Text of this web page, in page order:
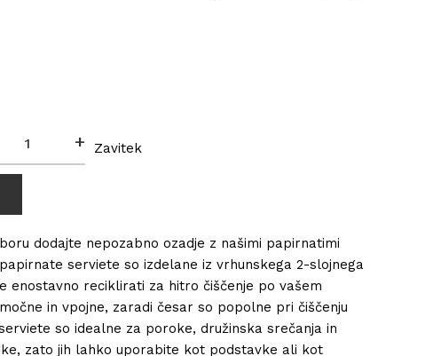
+ Zavitek
dodajte nepozabno ozadje z našimi papirnatimi
serviete so izdelane iz vrhunskega 2-slojnega
enostavno reciklirati za hitro čiščenje po vašem
in vpojne, zaradi česar so popolne pri čiščenju
so idealne za poroke, družinska srečanja in
zato jih lahko uporabite kot podstavke ali kot